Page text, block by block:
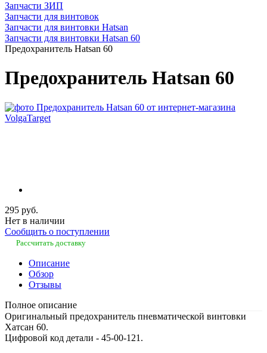
Запчасти ЗИП
Запчасти для винтовок
Запчасти для винтовки Hatsan
Запчасти для винтовки Hatsan 60
Предохранитель Hatsan 60
Предохранитель Hatsan 60
295 руб.
Нет в наличии
Сообщить о поступлении
Рассчитать доставку
Описание
Обзор
Отзывы
Полное описание
Оригинальный предохранитель пневматической винтовки
Хатсан 60.
Цифровой код детали - 45-00-121.